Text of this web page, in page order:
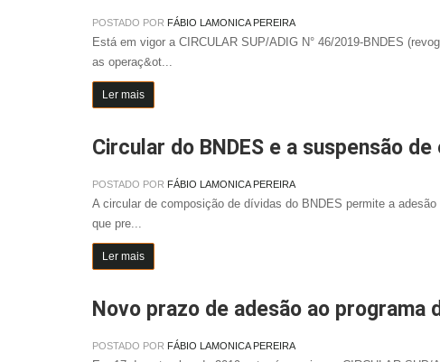
POSTADO POR FÁBIO LAMONICA PEREIRA
Está em vigor a CIRCULAR SUP/ADIG N° 46/2019-BNDES
as operaç&ot...
Ler mais
Circular do BNDES e a suspensão
POSTADO POR FÁBIO LAMONICA PEREIRA
A circular de composição de dívidas do BNDES permite a
que pre...
Ler mais
Novo prazo de adesão ao programa
POSTADO POR FÁBIO LAMONICA PEREIRA